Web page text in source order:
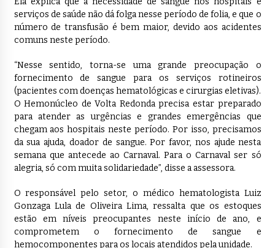
serviços de saúde não dá folga nesse período de folia, e que o
número de transfusão é bem maior, devido aos acidentes
comuns neste período.
“Nesse sentido, torna-se uma grande preocupação o
fornecimento de sangue para os serviços rotineiros
(pacientes com doenças hematológicas e cirurgias eletivas).
O Hemonúcleo de Volta Redonda precisa estar preparado
para atender as urgências e grandes emergências que
chegam aos hospitais neste período. Por isso, precisamos
da sua ajuda, doador de sangue. Por favor, nos ajude nesta
semana que antecede ao Carnaval. Para o Carnaval ser só
alegria, só com muita solidariedade”, disse a assessora.
O responsável pelo setor, o médico hematologista Luiz
Gonzaga Lula de Oliveira Lima, ressalta que os estoques
estão em níveis preocupantes neste início de ano, e
comprometem o fornecimento de sangue e
hemocomponentes para os locais atendidos pela unidade.